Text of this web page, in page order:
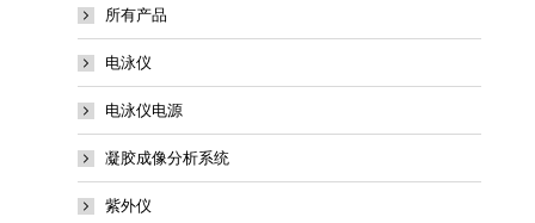
所有产品
电泳仪
电泳仪电源
凝胶成像分析系统
紫外仪